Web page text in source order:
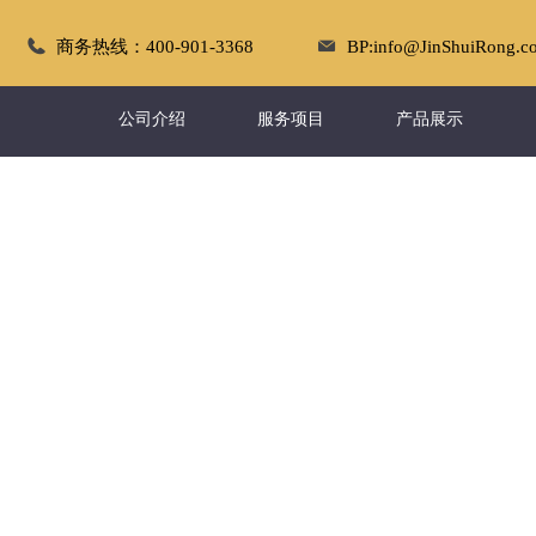
商务热线：400-901-3368
公司介绍 服务项目 产品展示